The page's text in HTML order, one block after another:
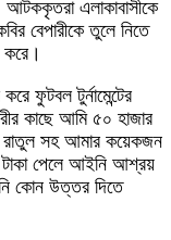
এলাকাবাসীকে
বেপারীকে তুলে নিতে
ফুটবল টুর্নামেন্টের
কাছে আমি ৫০ হাজার
রাতুল সহ আমার কয়েকজন
টাকা পেলে আইনি আশ্রয়
কোন উত্তর দিতে